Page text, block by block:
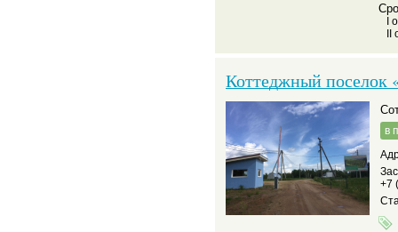
I
Коттеджный поселок
в
+7